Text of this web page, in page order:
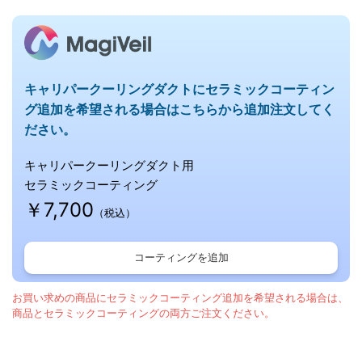
キャリパークーリングダクトにセラミックコーティン
グ追加を希望される場合はこちらから追加注文してく
ださい。
キャリパークーリングダクト用
セラミックコーティング
￥7,700 （税込）
コーティングを追加
お買い求めの商品にセラミックコーティング追加を希望される場合は、
商品とセラミックコーティングの両方ご注文ください。